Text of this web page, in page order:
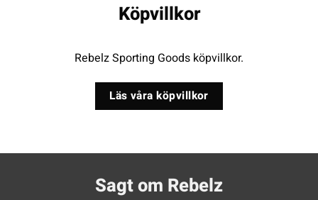
Köpvillkor
Rebelz Sporting Goods köpvillkor.
Läs våra köpvillkor
Sagt om Rebelz